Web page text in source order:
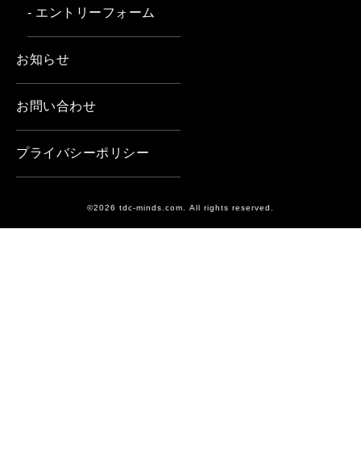
- エントリーフォーム
お知らせ
お問い合わせ
プライバシーポリシー
©2026 tdc-minds.com. All rights reserved.